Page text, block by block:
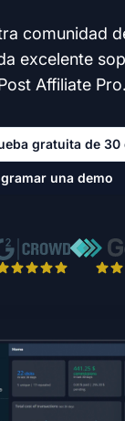
comunidad
excelente
Affiliate Pro.
gratuita de 30
una demo